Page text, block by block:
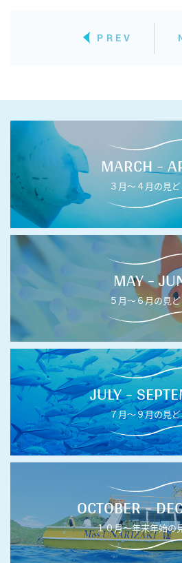
PREV
MARCH -
３月〜４月の見
MAY -
５月〜６月の見
JULY -
７月〜９月の見
OCTOBER -
１０月〜年末年始の